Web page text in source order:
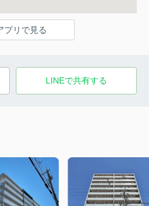
プリで見る
LINEで共有する